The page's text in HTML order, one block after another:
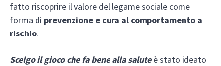
fatto riscoprire il valore del legame sociale come
forma di prevenzione e cura al comportamento a
rischio.
Scelgo il gioco che fa bene alla saluteè stato ideato